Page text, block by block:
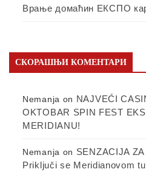
Врање домаћин ЕКСПО
СКОРАШЊИ КОМЕНТАРИ
Nemanja on NAJVEĆI
OKTOBAR SPIN FEST
MERIDIANU!
Nemanja on SENZACIJA
Priključi se Meridianovom